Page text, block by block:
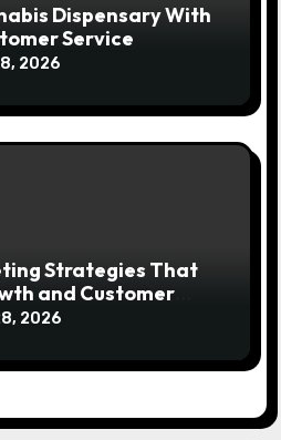
Dispensary With
Service
2026
Strategies That
and Customer
2026